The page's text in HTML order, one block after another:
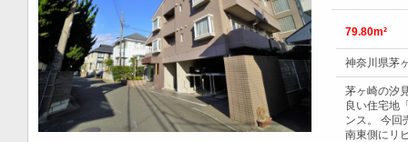
79.80m²
神奈川県茅
茅ヶ崎の汐
良い住宅地
ンス。 今回
南東側にリ